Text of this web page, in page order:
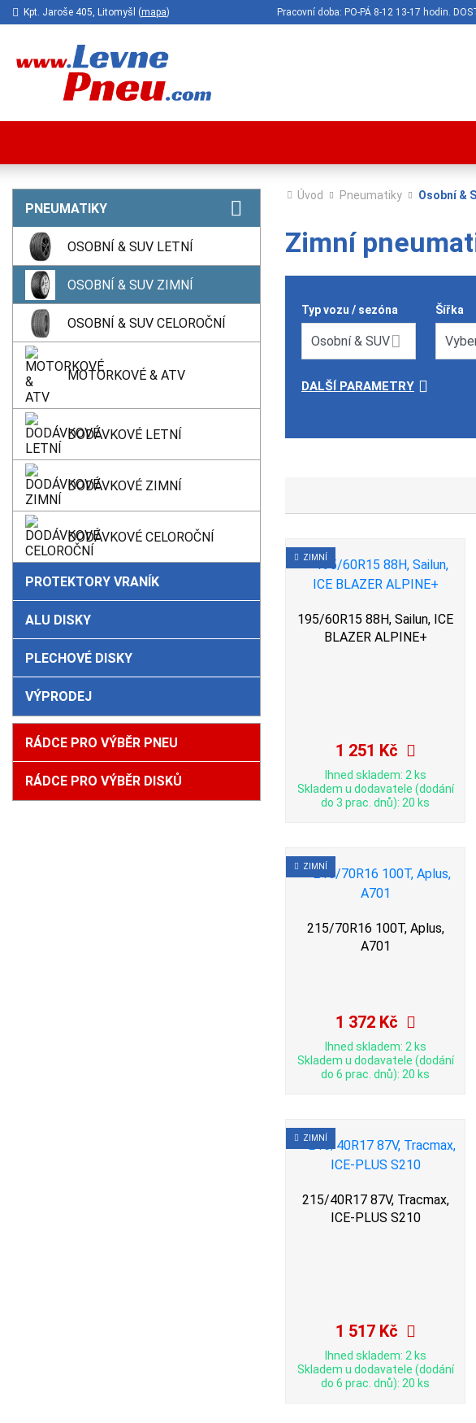
Kpt. Jaroše 405, Litomyšl (mapa) Pracovní doba: PO-PÁ 8-12 13-17 hodin.
PNEUMATIKY
OSOBNÍ & SUV LETNÍ
OSOBNÍ & SUV ZIMNÍ
OSOBNÍ & SUV CELOROČNÍ
MOTORKOVÉ & ATV
DODÁVKOVÉ LETNÍ
DODÁVKOVÉ ZIMNÍ
DODÁVKOVÉ CELOROČNÍ
PROTEKTORY VRANÍK
ALU DISKY
PLECHOVÉ DISKY
VÝPRODEJ
RÁDCE PRO VÝBĚR PNEU
RÁDCE PRO VÝBĚR DISKŮ
Úvod Pneumatiky Osobní &
Zimní
Typ vozu / sezóna Šířka
DALŠÍ PARAMETRY
ZIMNÍ
195/60R15 88H, Sailun, ICE
BLAZER ALPINE+
1 251 Kč
Ihned skladem: 2 ks
Skladem u dodavatele (dodání
do 3 prac. dnů): 20 ks
ZIMNÍ
215/70R16 100T, Aplus,
A701
1 372 Kč
Ihned skladem: 2 ks
Skladem u dodavatele (dodání
do 6 prac. dnů): 20 ks
ZIMNÍ
215/40R17 87V, Tracmax,
ICE-PLUS S210
1 517 Kč
Ihned skladem: 2 ks
Skladem u dodavatele (dodání
do 6 prac. dnů): 20 ks